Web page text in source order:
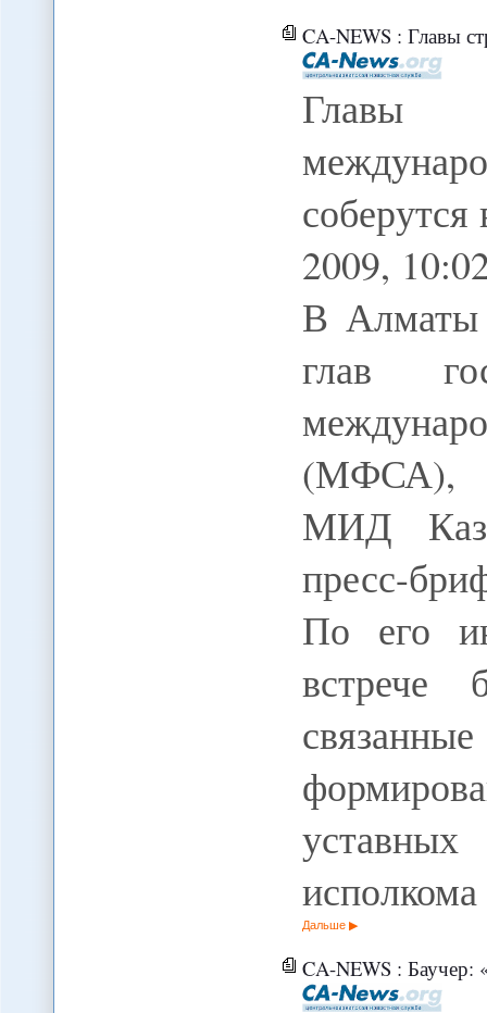
CA-NEWS : Главы стран-
Главы
2009,
В Алматы
глав
(МФСА),
МИД
пресс-
По его
встрече
Дальше
CA-NEWS :